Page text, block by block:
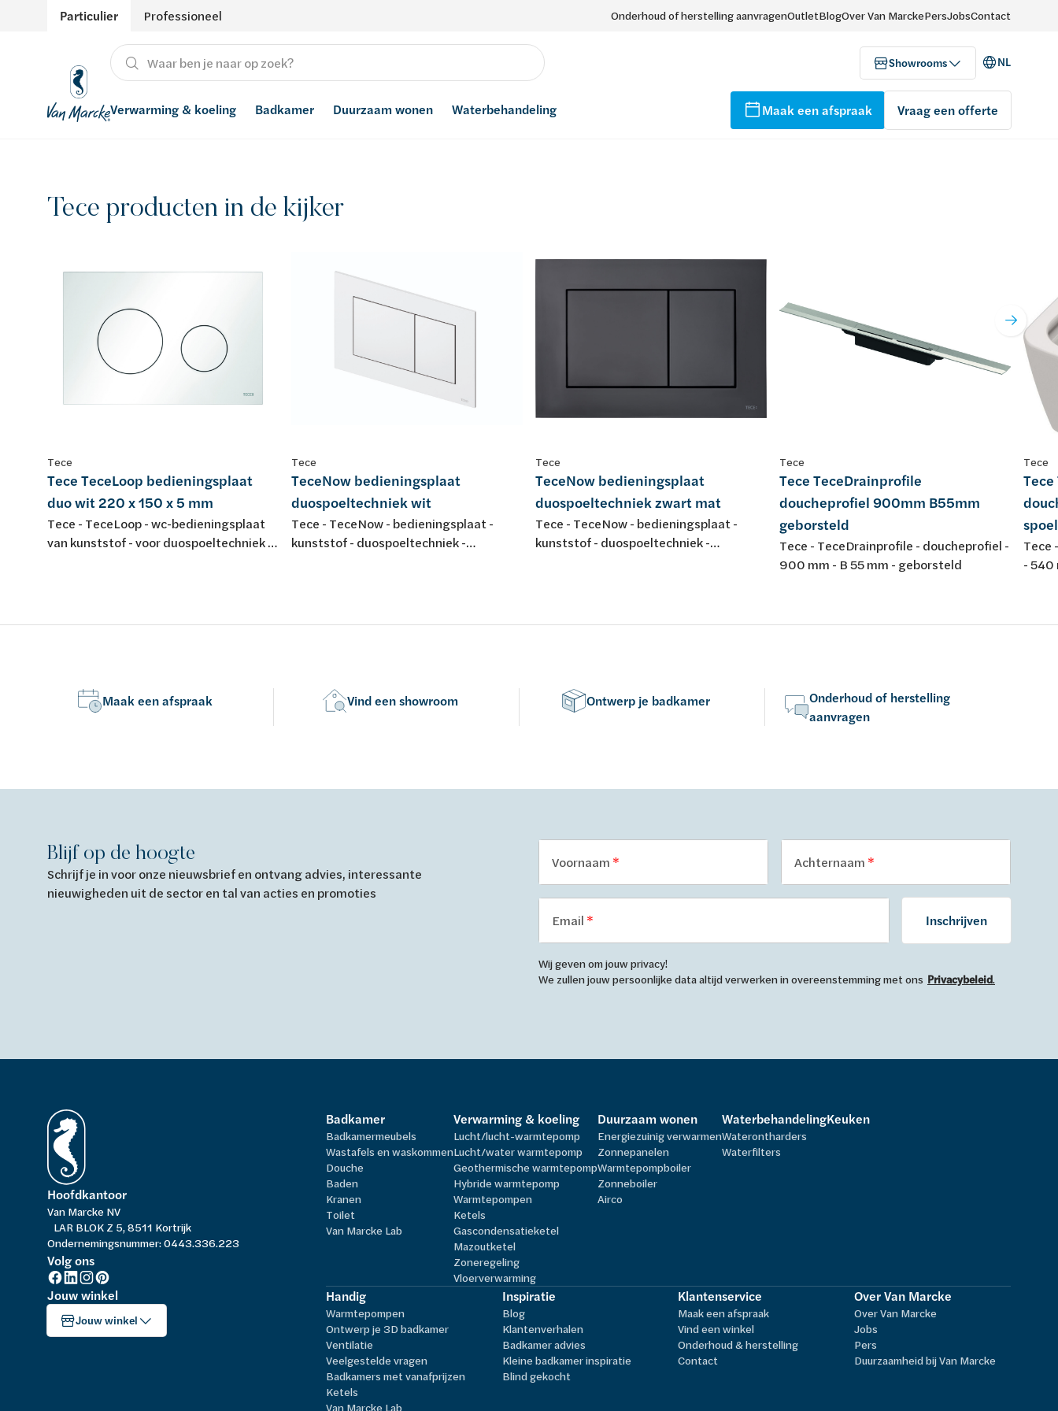
Particulier Professioneel Onderhoud of herstelling aanvragenOutletBlogOver Van MarckePersJobsContact
Showrooms NL
Verwarming & koeling
Koeling
Alles over verwarming & koeling
Badkamer
Badkamers met richtprijs
Stijlen
Van Marcke Lab
Alles voor de badkamer
Duurzaam wonen
Ventilatie
Alles over duurzaam wonen
Waterbehandeling
Waterfilters
Alles over waterbehandeling
Maak een afspraak Vraag een offerte
Tece producten in de kijker
Tece
Tece TeceLoop bedieningsplaat
duo wit 220 x 150 x 5 mm
Tece - TeceLoop - wc-bedieningsplaat
van kunststof - voor duospoeltechniek -
Tece
TeceNow bedieningsplaat
duospoeltechniek wit
Tece - TeceNow - bedieningsplaat -
kunststof - duospoeltechniek -
Tece
TeceNow bedieningsplaat
duospoeltechniek zwart mat
Tece - TeceNow - bedieningsplaat -
kunststof - duospoeltechniek -
Tece
Tece TeceDrainprofile
doucheprofiel 900mm B55mm
geborsteld
Tece - TeceDrainprofile - doucheprofiel -
900 mm - B 55 mm - geborsteld
Tece
Tece
- 540
Maak een afspraak Vind een showroom Ontwerp je badkamer
Onderhoud of herstelling
aanvragen
Blijf op de hoogte
Schrijf je in voor onze nieuwsbrief en ontvang advies, interessante
nieuwigheden uit de sector en tal van acties en promoties
Voornaam Achternaam
Email Inschrijven
Wij geven om jouw privacy!
We zullen jouw persoonlijke data altijd verwerken in overeenstemming met ons Privacybeleid.
Hoofdkantoor
Van Marcke NV
LAR BLOK Z 5, 8511 Kortrijk
Ondernemingsnummer: 0443.336.223
Volg ons
Jouw winkel
Jouw winkel
Badkamer
Badkamermeubels
Wastafels en waskommen
Douche
Baden
Kranen
Toilet
Van Marcke Lab
Verwarming & koeling
Lucht/lucht-warmtepomp
Lucht/water warmtepomp
Geothermische warmtepomp
Hybride warmtepomp
Warmtepompen
Ketels
Gascondensatieketel
Mazoutketel
Zoneregeling
Vloerverwarming
Duurzaam wonen
Energiezuinig verwarmen
Zonnepanelen
Warmtepompboiler
Zonneboiler
Airco
Waterbehandeling
Waterontharders
Waterfilters
Keuken
Handig
Warmtepompen
Ontwerp je 3D badkamer
Ventilatie
Veelgestelde vragen
Badkamers met vanafprijzen
Ketels
Van Marcke Lab
Inspiratie
Blog
Klantenverhalen
Badkamer advies
Kleine badkamer inspiratie
Blind gekocht
Klantenservice
Maak een afspraak
Vind een winkel
Onderhoud & herstelling
Contact
Over Van Marcke
Over Van Marcke
Jobs
Pers
Duurzaamheid bij Van Marcke